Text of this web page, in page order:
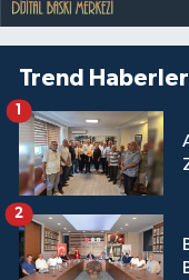
Trend Haberler
1
2